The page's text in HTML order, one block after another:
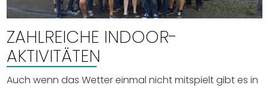
Wassersport
Einkaufen
Veranstaltungskalender
ZAHLREICHE INDOOR-
AKTIVITÄTEN
Auch wenn das Wetter einmal nicht mitspielt gibt es in